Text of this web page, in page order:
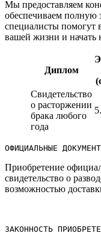
Мы предоставляем
обеспечиваем
специалисты помогут
вашей жизни и начать
Диплом
Свидетельство
о расторжении
брака любого
года
ОФИЦИАЛЬНЫЕ
Приобретение
свидетельство о
возможностью
ЗАКОННОСТЬ